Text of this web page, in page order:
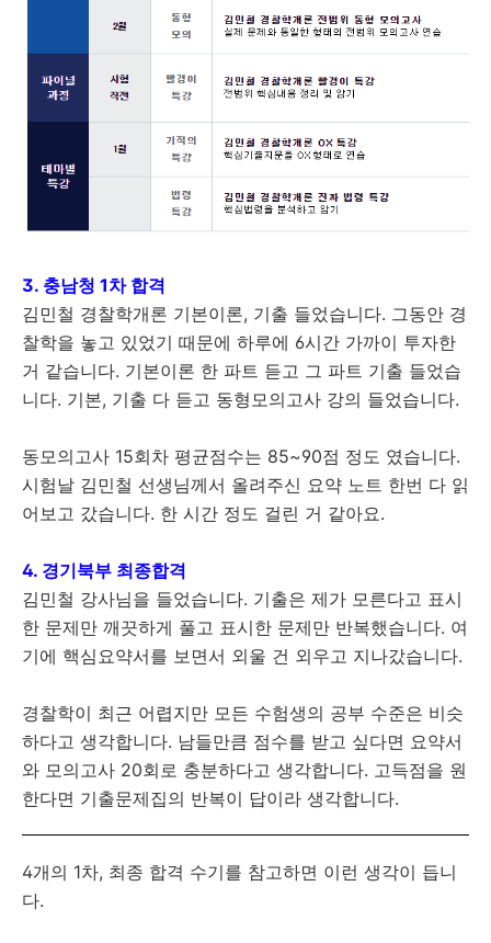
3. 충남청 1차 합격
김민철 경찰학개론 기본이론, 기출 들었습니다. 그동안 경
찰학을 놓고 있었기 때문에 하루에 6시간 가까이 투자한
거 같습니다. 기본이론 한 파트 듣고 그 파트 기출 들었습
니다. 기본, 기출 다 듣고 동형모의고사 강의 들었습니다.
동모의고사 15회차 평균점수는 85~90점 정도 였습니다.
시험날 김민철 선생님께서 올려주신 요약 노트 한번 다 읽
어보고 갔습니다. 한 시간 정도 걸린 거 같아요.
4. 경기북부 최종합격
김민철 강사님을 들었습니다. 기출은 제가 모른다고 표시
한 문제만 깨끗하게 풀고 표시한 문제만 반복했습니다. 여
기에 핵심요약서를 보면서 외울 건 외우고 지나갔습니다.
경찰학이 최근 어렵지만 모든 수험생의 공부 수준은 비슷
하다고 생각합니다. 남들만큼 점수를 받고 싶다면 요약서
와 모의고사 20회로 충분하다고 생각합니다. 고득점을 원
한다면 기출문제집의 반복이 답이라 생각합니다.
4개의 1차, 최종 합격 수기를 참고하면 이런 생각이 듭니
다.